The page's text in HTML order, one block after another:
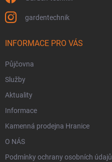
gardentechnik
INFORMACE PRO VÁS
Půjčovna
Služby
Aktuality
Informace
Kamenná prodejna Hranice
O NÁS
Podmínky ochrany osobních údajů